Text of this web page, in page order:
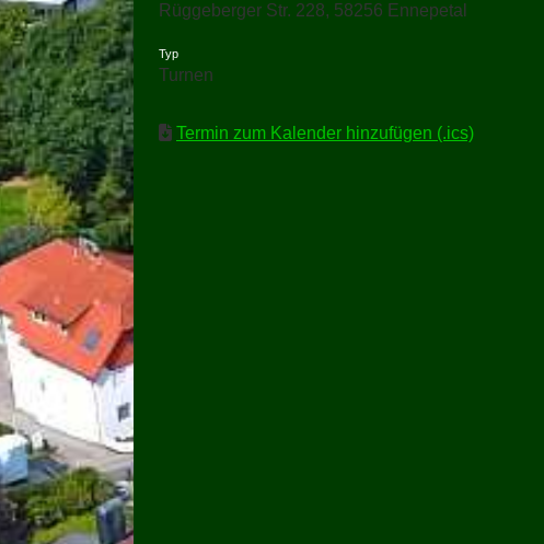
Rüggeberger Str. 228, 58256 Ennepetal
Typ
Turnen
Termin zum Kalender hinzufügen (.ics)